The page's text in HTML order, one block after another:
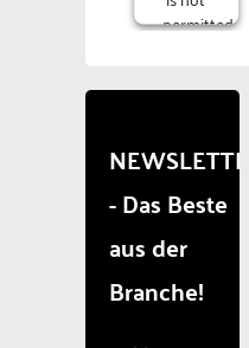
permitted
due to
that
are
not
disclosed
to the
The
- Das Beste
aus der
Branche!